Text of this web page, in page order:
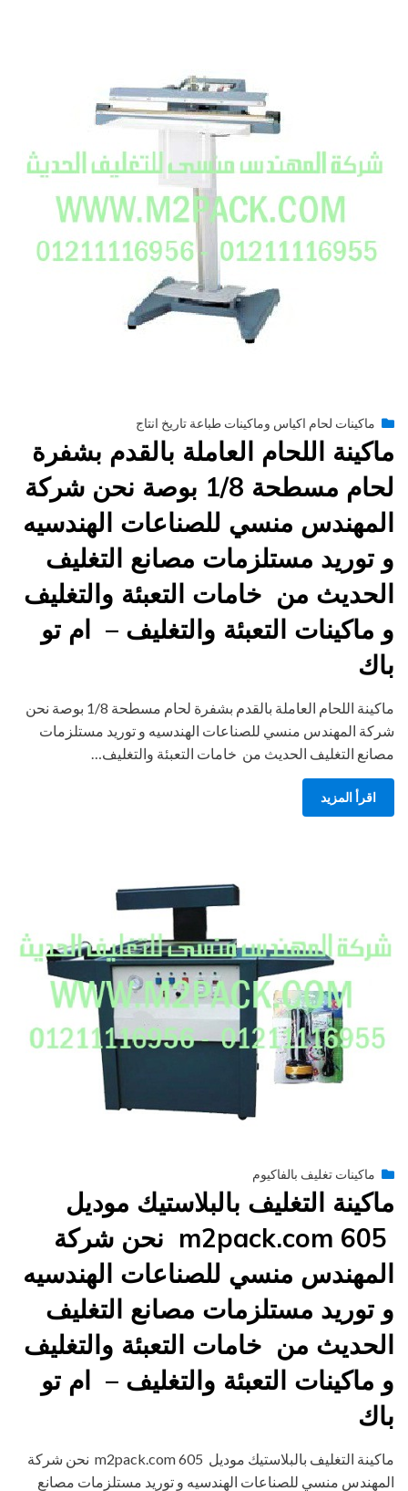
byengmansyPosted
يونيو 29, 2015
ماكينات لحام اكياس وماكينات طباعة تاريخ انتاج
ماكينة اللحام العاملة بالقدم بشفرة
لحام مسطحة 1/8 بوصة نحن شركة
المهندس منسي للصناعات الهندسيه
و توريد مستلزمات مصانع التغليف
الحديث من خامات التعبئة والتغليف
و ماكينات التعبئة والتغليف – ام تو
باك
ماكينة اللحام العاملة بالقدم بشفرة لحام مسطحة 1/8 بوصة نحن
شركة المهندس منسي للصناعات الهندسيه و توريد مستلزمات
مصانع التغليف الحديث من خامات التعبئة والتغليف…
اقرأ المزيد
byengmansyPosted
يونيو 29, 2015
ماكينات تغليف بالفاكيوم
ماكينة التغليف بالبلاستيك موديل
m2pack.com 605 نحن شركة
المهندس منسي للصناعات الهندسيه
و توريد مستلزمات مصانع التغليف
الحديث من خامات التعبئة والتغليف
و ماكينات التعبئة والتغليف – ام تو
باك
ماكينة التغليف بالبلاستيك موديل m2pack.com 605 نحن شركة
المهندس منسي للصناعات الهندسيه و توريد مستلزمات مصانع